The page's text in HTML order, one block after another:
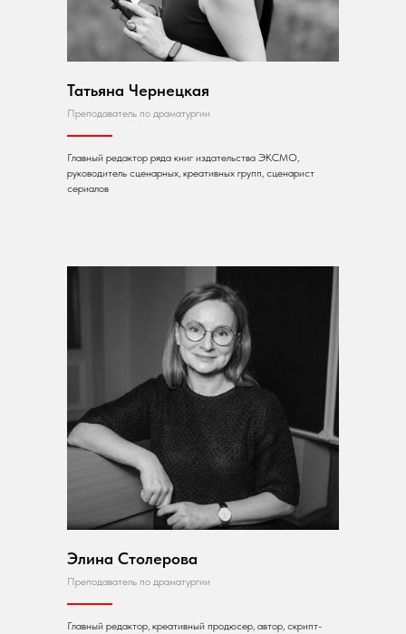
Татьяна Чернецкая
Преподаватель по драматургии
Главный редактор ряда книг издательства ЭКСМО,
руководитель сценарных, креативных групп, сценарист
сериалов
Элина Столерова
Преподаватель по драматургии
Главный редактор, креативный продюсер, автор, скрипт-